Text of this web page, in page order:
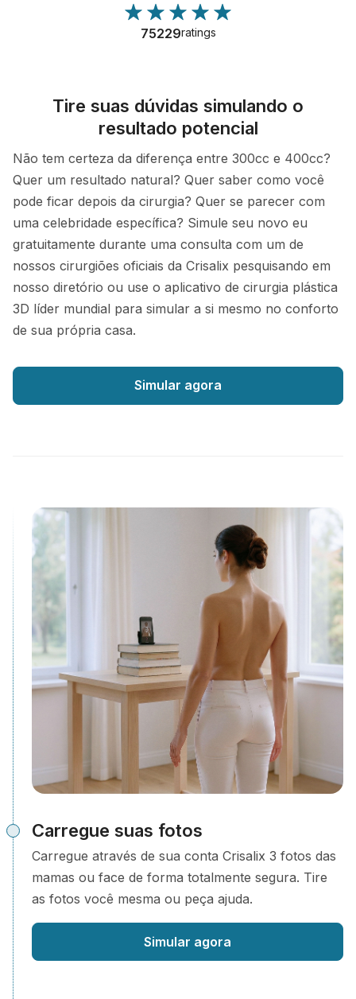
75229ratings
Tire suas dúvidas simulando o
resultado potencial
Não tem certeza da diferença entre 300cc e 400cc?
Quer um resultado natural? Quer saber como você
pode ficar depois da cirurgia? Quer se parecer com
uma celebridade específica? Simule seu novo eu
gratuitamente durante uma consulta com um de
nossos cirurgiões oficiais da Crisalix pesquisando em
nosso diretório ou use o aplicativo de cirurgia plástica
3D líder mundial para simular a si mesmo no conforto
de sua própria casa.
Simular agora
Carregue suas fotos
Carregue através de sua conta Crisalix 3 fotos das
mamas ou face de forma totalmente segura. Tire
as fotos você mesma ou peça ajuda.
Simular agora